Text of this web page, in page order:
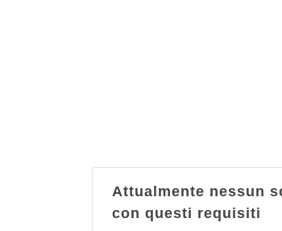
Attualmente nessun
con questi requisiti